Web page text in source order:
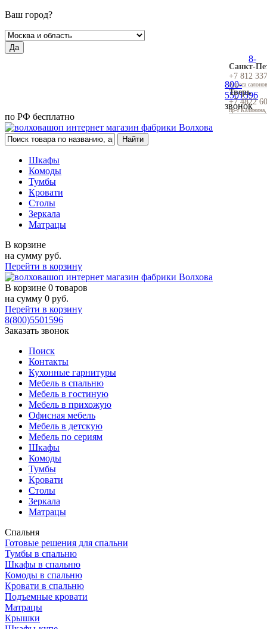
Ваш город?
Да
Санкт-
+7 812
Адреса
Тверь
+7 4822
пр-т
8-
800-
5501596
звонок
по РФ бесплатно
Шкафы
Комоды
Тумбы
Кровати
Столы
Зеркала
Матрацы
В корзине
на сумму руб.
Перейти в корзину
В корзине 0 товаров
на сумму 0 руб.
Перейти в корзину
8(800)5501596
Заказать звонок
Поиск
Контакты
Кухонные гарнитуры
Мебель в спальню
Мебель в гостиную
Мебель в прихожую
Офисная мебель
Мебель в детскую
Мебель по сериям
Шкафы
Комоды
Тумбы
Кровати
Столы
Зеркала
Матрацы
Спальня
Готовые решения для спальни
Тумбы в спальню
Шкафы в спальню
Комоды в спальню
Кровати в спальню
Подъемные кровати
Матрацы
Крышки